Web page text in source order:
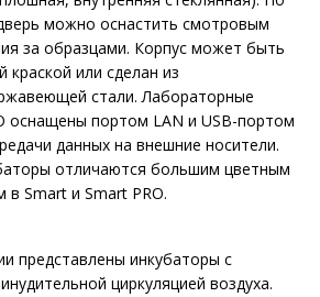
можно оснастить смотровым
за образцами. Корпус может быть
или сделан из
стали. Лабораторные
оснащены портом LAN и USB-портом
данных на внешние носители.
отличаются большим цветным
в Smart и Smart PRO.
представлены инкубаторы с
циркуляцией воздуха.